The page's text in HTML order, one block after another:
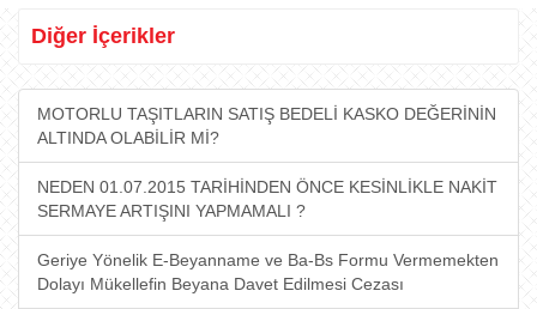
Diğer İçerikler
MOTORLU TAŞITLARIN SATIŞ BEDELİ KASKO DEĞERİNİN
ALTINDA OLABİLİR Mİ?
NEDEN 01.07.2015 TARİHİNDEN ÖNCE KESİNLİKLE NAKİT
SERMAYE ARTIŞINI YAPMAMALI ?
Geriye Yönelik E-Beyanname ve Ba-Bs Formu Vermemekten
Dolayı Mükellefin Beyana Davet Edilmesi Cezası